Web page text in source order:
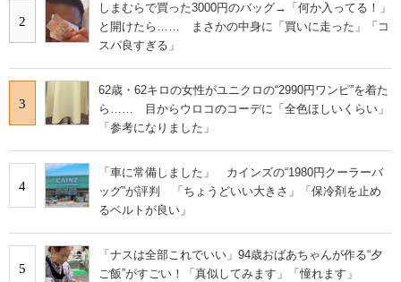
モノづくり技術者専門サイト
エレクトロニクス専門サイト
電子設計の基本と応用
エネルギーの専門メディア
建設×テクノロジーの最前線
ちょっと気になるネットの話題
2
しまむらで買った3000円のバッグ→「何か入ってる！」
と開けたら…… まさかの中身に「買いに走った」「コ
スパ良すぎる」
3
62歳・62キロの女性がユニクロの“2990円ワンピ”を着た
ら…… 目からウロコのコーデに「全色ほしいくらい」
「参考になりました」
4
「車に常備しました」 カインズの“1980円クーラーバ
ッグ”が評判 「ちょうどいい大きさ」「保冷剤を止め
るベルトが良い」
5
「ナスは全部これでいい」94歳おばあちゃんが作る“夕
ご飯”がすごい！「真似してみます」「憧れます」